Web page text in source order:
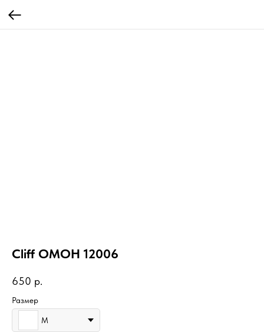
Cliff ОМОН 12006
650 р.
Размер
M